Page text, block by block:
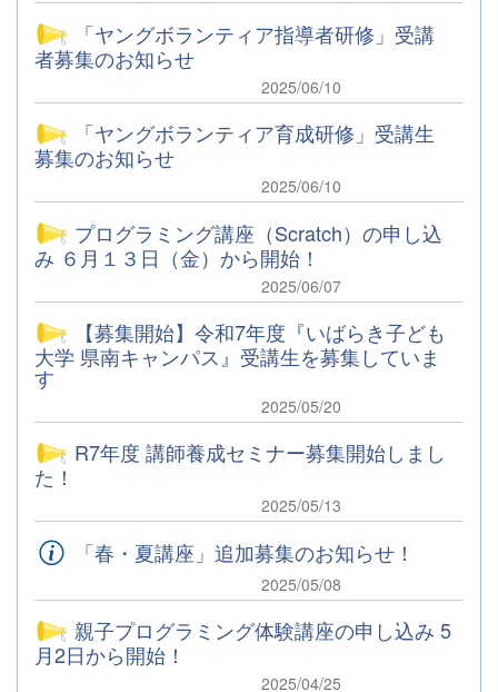
「ヤングボランティア指導者研修」受講
者募集のお知らせ
2025/06/10
「ヤングボランティア育成研修」受講生
募集のお知らせ
2025/06/10
プログラミング講座（Scratch）の申し込
み ６月１３日（金）から開始！
2025/06/07
【募集開始】令和7年度『いばらき子ども
大学 県南キャンパス』受講生を募集していま
す
2025/05/20
R7年度 講師養成セミナー募集開始しまし
た！
2025/05/13
「春・夏講座」追加募集のお知らせ！
2025/05/08
親子プログラミング体験講座の申し込み 5
月2日から開始！
2025/04/25